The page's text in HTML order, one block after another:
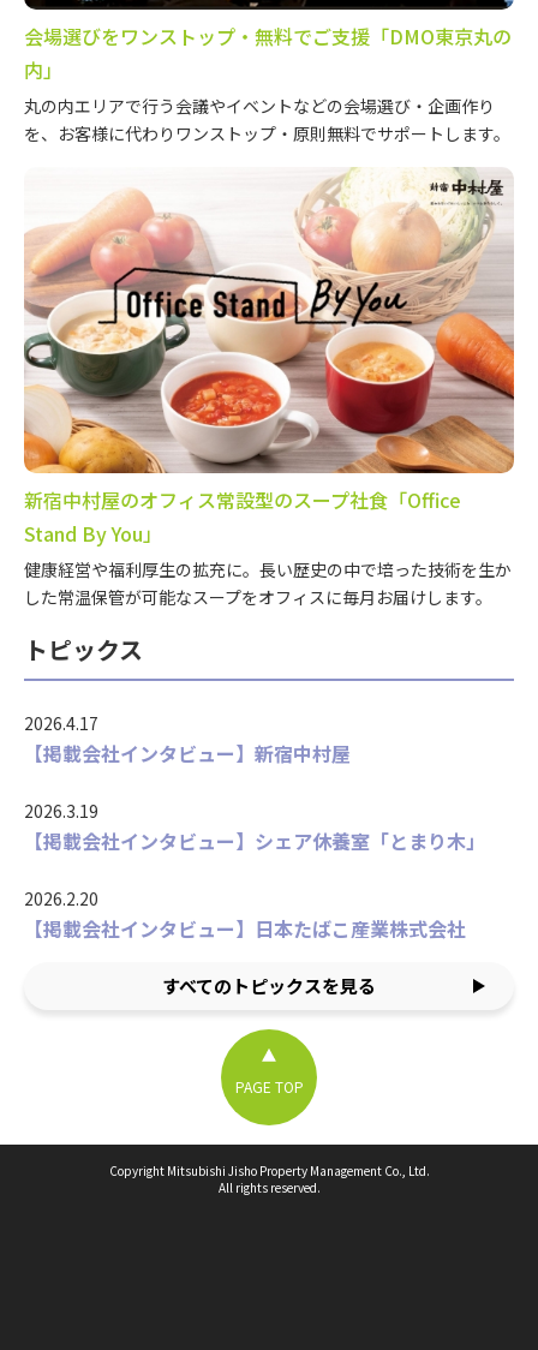
会場選びをワンストップ・無料でご支援「DMO東京丸の
内」
丸の内エリアで行う会議やイベントなどの会場選び・企画作り
を、お客様に代わりワンストップ・原則無料でサポートします。
新宿中村屋のオフィス常設型のスープ社食「Office
Stand By You」
健康経営や福利厚生の拡充に。長い歴史の中で培った技術を生か
した常温保管が可能なスープをオフィスに毎月お届けします。
トピックス
2026.4.17
【掲載会社インタビュー】新宿中村屋
2026.3.19
【掲載会社インタビュー】シェア休養室「とまり木」
2026.2.20
【掲載会社インタビュー】日本たばこ産業株式会社
すべてのトピックスを見る
PAGE TOP
Copyright Mitsubishi Jisho Property Management Co., Ltd.
All rights reserved.